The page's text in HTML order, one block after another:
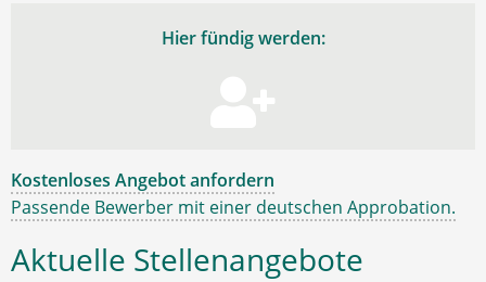
Hier fündig werden:
Kostenloses Angebot anfordern
Passende Bewerber mit einer deutschen Approbation.
Aktuelle Stellenangebote